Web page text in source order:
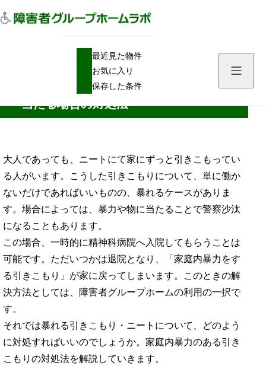
最近見た物件
お気に入り
保存した条件
引きこもり・ニートの暴力：暴れる・物に当たる場合の対処法
引きこもり・ニートの暴力：暴れる・物に
当たる場合の対処法
大人であっても、ニートにて家にずっと引きこもってい
る人がいます。こうした引きこもりについて、単に働か
ないだけであればいいものの、暴れるケースがありま
す。場合によっては、暴力や物に当たることで警察沙汰
になることもあります。
この場合、一時的に精神科病院へ入院してもらうことは
可能です。ただいつかは退院となり、「家庭内暴力をす
る引きこもり」が家に戻ってしまいます。このときの解
決方法としては、障害者グループホームの利用の一択で
す。
それでは暴れる引きこもり・ニートについて、どのよう
に対処すればいいのでしょうか。家庭内暴力のある引き
こもりの対処法を解説していきます。